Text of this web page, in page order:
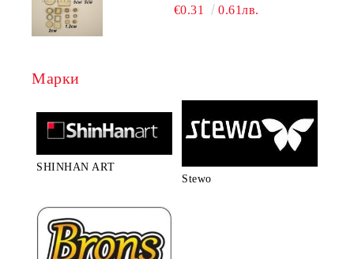
€0.31 0.61лв.
Марки
SHINHAN ART
Stewo